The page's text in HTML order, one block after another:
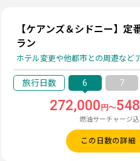
【ケアンズ＆シドニー】定
ラン
ホテル変更や他都市との周遊など
6 7
272,000 円～
燃油サーチャージ
この日数の詳細